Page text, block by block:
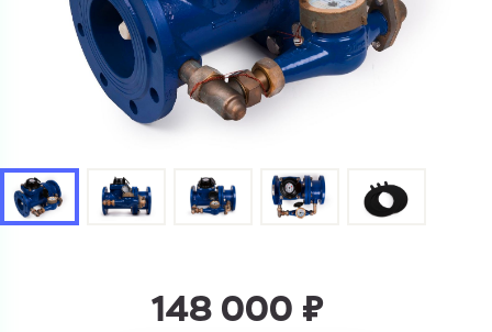
148 000 ₽